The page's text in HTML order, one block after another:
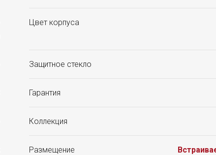
Цвет корпуса
Защитное стекло
Гарантия
Коллекция
Размещение